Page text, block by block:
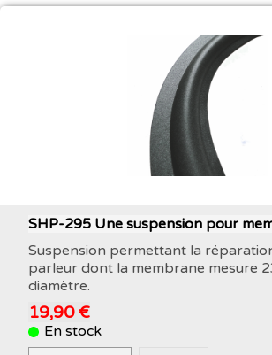
SHP-295 Une suspension pour
Suspension permettant la
parleur dont la membrane mesure
diamètre.
19,90 €
En stock